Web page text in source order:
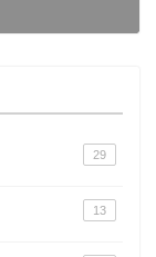
29
13